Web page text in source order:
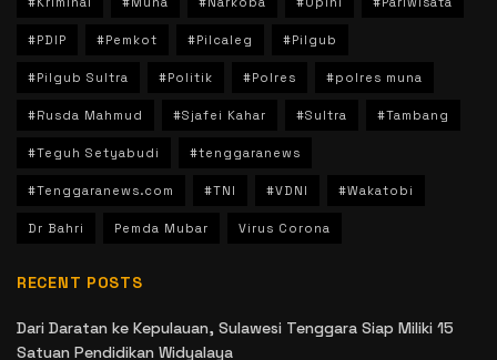
#PDIP #Pemkot #Pilcaleg #Pilgub
#Pilgub Sultra #Politik #Polres #polres muna
#Rusda Mahmud #Sjafei Kahar #Sultra #Tambang
#Teguh Setyabudi #tenggaranews
#Tenggaranews.com #TNI #VDNI #Wakatobi
Dr Bahri Pemda Mubar Virus Corona
RECENT POSTS
Dari Daratan ke Kepulauan, Sulawesi Tenggara Siap Miliki 15
Satuan Pendidikan Widyalaya